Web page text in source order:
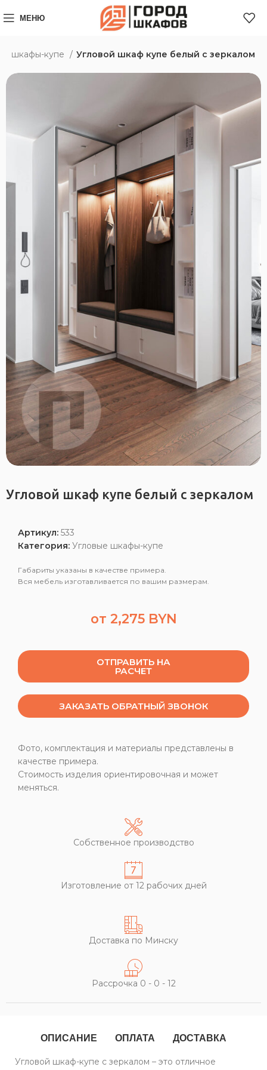
МЕНЮ
шкафы-купе Угловой шкаф купе белый с зеркалом
Угловой шкаф купе белый с зеркалом
Артикул:533
Категория: Угловые шкафы-купе
Габариты указаны в качестве примера.
Вся мебель изготавливается по вашим размерам.
от 2,275 BYN
ОТПРАВИТЬ НА
РАСЧЕТ
ЗАКАЗАТЬ ОБРАТНЫЙ ЗВОНОК
Фото, комплектация и материалы представлены в
качестве примера.
Стоимость изделия ориентировочная и может
меняться.
Собственное производство
Изготовление от 12 рабочих дней
Доставка по Минску
Рассрочка 0 - 0 - 12
ОПИСАНИЕ ОПЛАТА ДОСТАВКА
Угловой шкаф-купе с зеркалом – это отличное